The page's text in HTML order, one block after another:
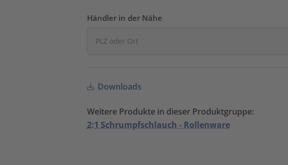
Händler in der Nähe
Downloads
Weitere Produkte in dieser Produktgruppe:
2:1 Schrumpfschlauch - Rollenware